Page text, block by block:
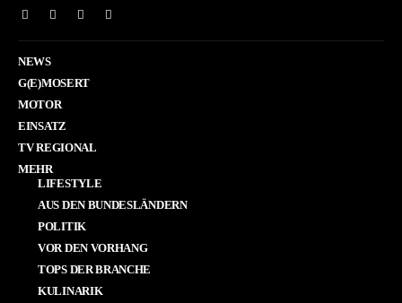
NEWS
G(E)MOSERT
MOTOR
EINSATZ
TV REGIONAL
MEHR
LIFESTYLE
AUS DEN BUNDESLÄNDERN
POLITIK
VOR DEN VORHANG
TOPS DER BRANCHE
KULINARIK